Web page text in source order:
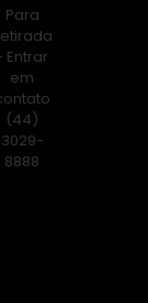
Para
Entrar
em
(44)
3029-
8888